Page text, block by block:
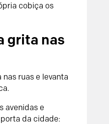
cobiça os
grita nas
ruas e levanta
avenidas e
da cidade: